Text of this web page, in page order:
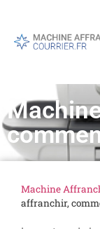
Machine
affranchir,